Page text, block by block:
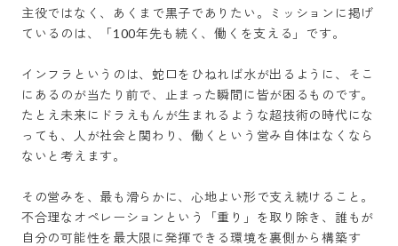
主役ではなく、あくまで黒子でありたい。ミッションに掲げ
ているのは、「100年先も続く、働くを支える」です。
インフラというのは、蛇口をひねれば水が出るように、そこ
にあるのが当たり前で、止まった瞬間に皆が困るものです。
たとえ未来にドラえもんが生まれるような超技術の時代にな
っても、人が社会と関わり、働くという営み自体はなくなら
ないと考えます。
その営みを、最も滑らかに、心地よい形で支え続けること。
不合理なオペレーションという「重り」を取り除き、誰もが
自分の可能性を最大限に発揮できる環境を裏側から構築す